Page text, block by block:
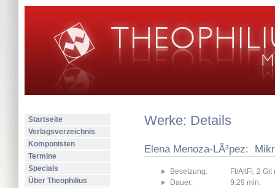
Startseite
Verlagsverzeichnis
Komponisten
Termine
Specials
Über Theophilius
Werke: Details
Elena Menoza-LÃ³pez:
Besetzung:
Fl/AltFl, 2
Dauer:
9:29 min.